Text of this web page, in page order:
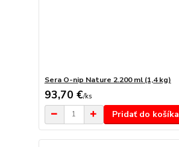
Sera O-nip Nature 2.200 ml (1,4 kg)
93,70 €/ks
Pridať do košíka